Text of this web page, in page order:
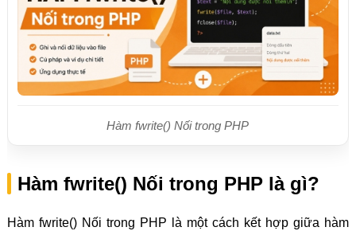
Hàm fwrite() Nối trong PHP
Hàm fwrite() Nối trong PHP là gì?
Hàm fwrite() Nối trong PHP là một cách kết hợp giữa hàm